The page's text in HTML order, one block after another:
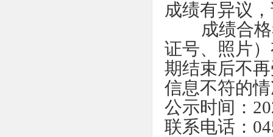
成绩有异议
成绩合
证号、照片
期结束后不
信息不符的
公示时间：
联系电话：